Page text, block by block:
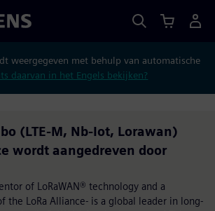
weergegeven met behulp van automatische
daarvan in het Engels bekijken?
(LTE-M, Nb-Iot, Lorawan)
wordt aangedreven door
of LoRaWAN® technology and a
the LoRa Alliance- is a global leader in long-